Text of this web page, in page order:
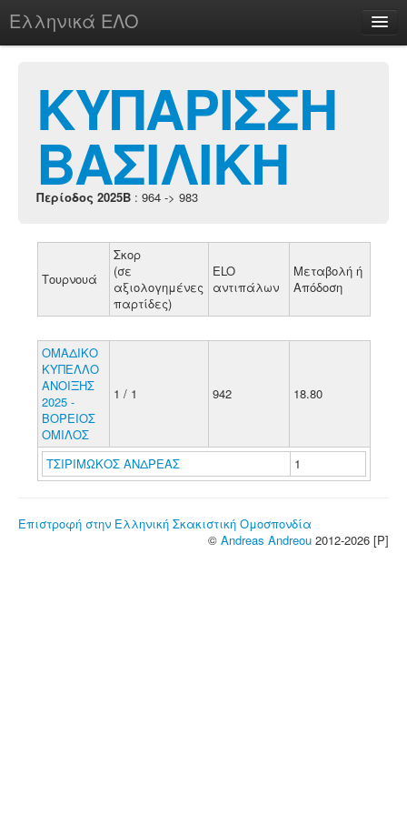
Ελληνικά ΕΛΟ
chesstu.be @ discord
Login
ΚΥΠΑΡΙΣΣΗ
ΒΑΣΙΛΙΚΗ
Περίοδος 2025B : 964 -> 983
Τουρνουά
Σκορ
(σε
αξιολογημένες
παρτίδες)
ELO
αντιπάλων
Μεταβολή ή
Απόδοση
ΟΜΑΔΙΚΟ
ΚΥΠΕΛΛΟ
ΑΝΟΙΞΗΣ
2025 -
ΒΟΡΕΙΟΣ
ΟΜΙΛΟΣ
1 / 1 942 18.80
ΤΣΙΡΙΜΩΚΟΣ ΑΝΔΡΕΑΣ 1
Επιστροφή στην Ελληνική Σκακιστική Ομοσπονδία
© Andreas Andreou 2012-2026 [P]